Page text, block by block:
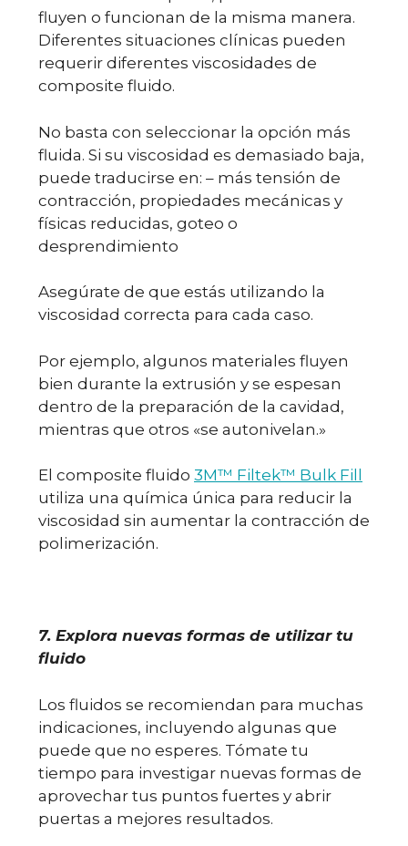
fluyen o funcionan de la misma manera.
Diferentes situaciones clínicas pueden
requerir diferentes viscosidades de
composite fluido.
No basta con seleccionar la opción más
fluida. Si su viscosidad es demasiado baja,
puede traducirse en: – más tensión de
contracción, propiedades mecánicas y
físicas reducidas, goteo o
desprendimiento
Asegúrate de que estás utilizando la
viscosidad correcta para cada caso.
Por ejemplo, algunos materiales fluyen
bien durante la extrusión y se espesan
dentro de la preparación de la cavidad,
mientras que otros «se autonivelan.»
El composite fluido 3M™ Filtek™ Bulk Fill
utiliza una química única para reducir la
viscosidad sin aumentar la contracción de
polimerización.
7. Explora nuevas formas de utilizar tu
fluido
Los fluidos se recomiendan para muchas
indicaciones, incluyendo algunas que
puede que no esperes. Tómate tu
tiempo para investigar nuevas formas de
aprovechar tus puntos fuertes y abrir
puertas a mejores resultados.